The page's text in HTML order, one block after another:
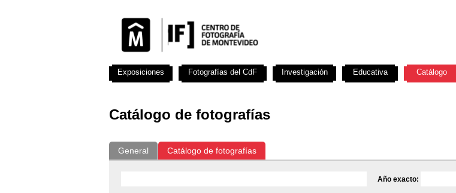
Catálogo de fotografías
General Catálogo de fotografías
Año exacto:
Exposiciones Fotografías del CdF Investigación Educativa Catálogo